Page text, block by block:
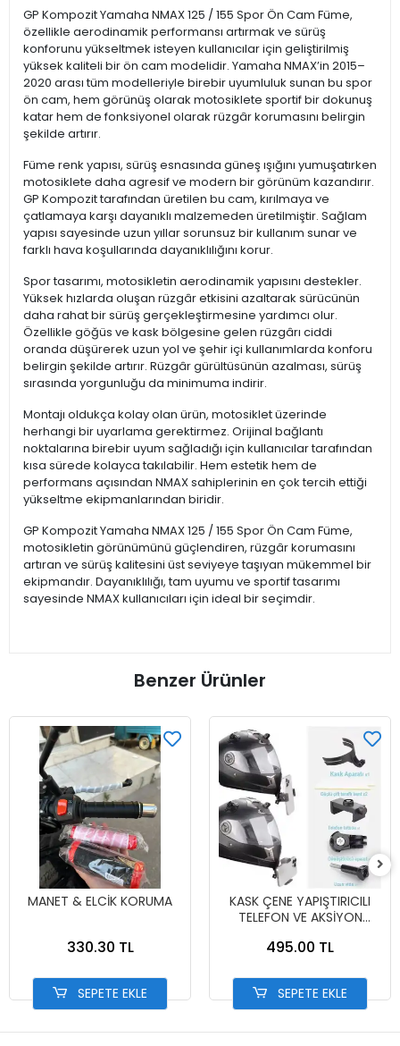
GP Kompozit Yamaha NMAX 125 / 155 Spor Ön Cam Füme,
özellikle aerodinamik performansı artırmak ve sürüş
konforunu yükseltmek isteyen kullanıcılar için geliştirilmiş
yüksek kaliteli bir ön cam modelidir. Yamaha NMAX’in 2015–
2020 arası tüm modelleriyle birebir uyumluluk sunan bu spor
ön cam, hem görünüş olarak motosiklete sportif bir dokunuş
katar hem de fonksiyonel olarak rüzgâr korumasını belirgin
şekilde artırır.
Füme renk yapısı, sürüş esnasında güneş ışığını yumuşatırken
motosiklete daha agresif ve modern bir görünüm kazandırır.
GP Kompozit tarafından üretilen bu cam, kırılmaya ve
çatlamaya karşı dayanıklı malzemeden üretilmiştir. Sağlam
yapısı sayesinde uzun yıllar sorunsuz bir kullanım sunar ve
farklı hava koşullarında dayanıklılığını korur.
Spor tasarımı, motosikletin aerodinamik yapısını destekler.
Yüksek hızlarda oluşan rüzgâr etkisini azaltarak sürücünün
daha rahat bir sürüş gerçekleştirmesine yardımcı olur.
Özellikle göğüs ve kask bölgesine gelen rüzgârı ciddi
oranda düşürerek uzun yol ve şehir içi kullanımlarda konforu
belirgin şekilde artırır. Rüzgâr gürültüsünün azalması, sürüş
sırasında yorgunluğu da minimuma indirir.
Montajı oldukça kolay olan ürün, motosiklet üzerinde
herhangi bir uyarlama gerektirmez. Orijinal bağlantı
noktalarına birebir uyum sağladığı için kullanıcılar tarafından
kısa sürede kolayca takılabilir. Hem estetik hem de
performans açısından NMAX sahiplerinin en çok tercih ettiği
yükseltme ekipmanlarından biridir.
GP Kompozit Yamaha NMAX 125 / 155 Spor Ön Cam Füme,
motosikletin görünümünü güçlendiren, rüzgâr korumasını
artıran ve sürüş kalitesini üst seviyeye taşıyan mükemmel bir
ekipmandır. Dayanıklılığı, tam uyumu ve sportif tasarımı
sayesinde NMAX kullanıcıları için ideal bir seçimdir.
Benzer Ürünler
MANET & ELCİK KORUMA
330.30 TL
SEPETE EKLE
KASK ÇENE YAPIŞTIRICILI
TELEFON VE AKSİYON
495.00 TL
SEPETE EKLE